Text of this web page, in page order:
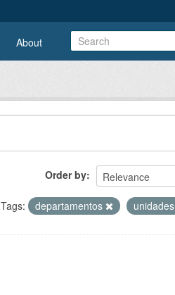
About
Order by
Tags: departamentos unidades